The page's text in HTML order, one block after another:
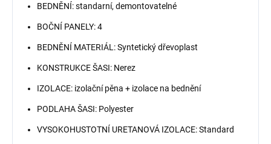
BEDNĚNÍ: standarní, demontovatelné
BOČNÍ PANELY: 4
BEDNĚNÍ MATERIÁL: Syntetický dřevoplast
KONSTRUKCE ŠASI: Nerez
IZOLACE: izolační pěna + izolace na bednění
PODLAHA ŠASI: Polyester
VYSOKOHUSTOTNÍ URETANOVÁ IZOLACE: Standard